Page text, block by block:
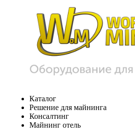
Каталог
Решение для майнинга
Консалтинг
Майнинг отель